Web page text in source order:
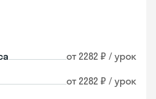
от 2282 ₽ / урок
от 2282 ₽ / урок